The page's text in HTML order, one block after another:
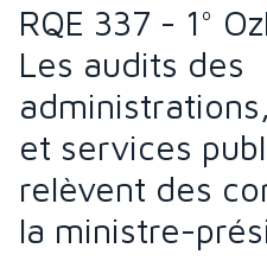
RQE 337 - 1°
Les audits des
et services
relèvent des
la ministre-